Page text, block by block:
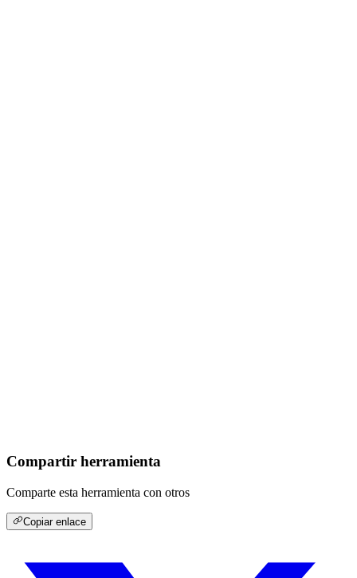
Compartir herramienta
Comparte esta herramienta con otros
Copiar enlace